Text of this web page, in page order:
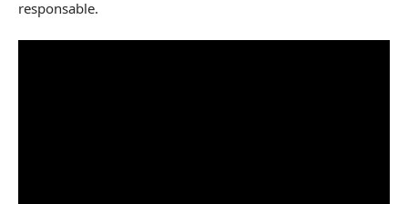
responsable.